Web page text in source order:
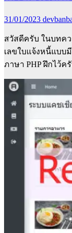
31/01/2023
สวัสดีครับ ในบทคว
เลขใบแจ้งหนี้แบบ
ภาษา PHP ฝึกไว้ค